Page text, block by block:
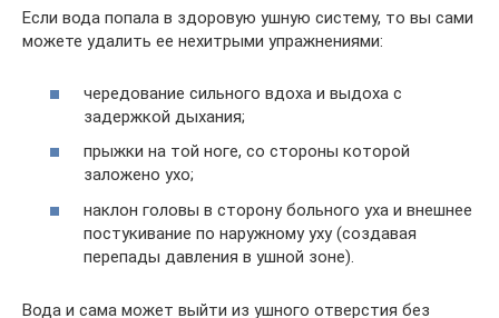
Если вода попала в здоровую ушную систему, то вы сами
можете удалить ее нехитрыми упражнениями:
чередование сильного вдоха и выдоха с
задержкой дыхания;
прыжки на той ноге, со стороны которой
заложено ухо;
наклон головы в сторону больного уха и внешнее
постукивание по наружному уху (создавая
перепады давления в ушной зоне).
Вода и сама может выйти из ушного отверстия без